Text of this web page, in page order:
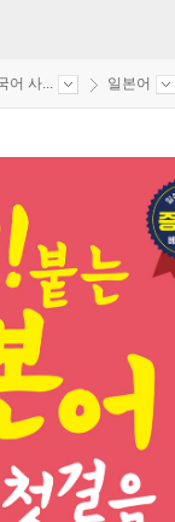
어 사... 일본어